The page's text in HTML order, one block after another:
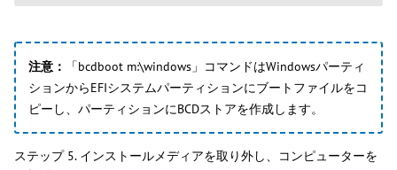
注意：
「bcdboot m:\windows」コマンドはWindowsパーティ
ションからEFIシステムパーティションにブートファイルをコ
ピーし、パーティションにBCDストアを作成します。
ステップ 5. インストールメディアを取り外し、コンピューターを